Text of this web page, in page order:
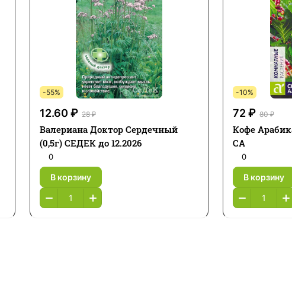
-55%
12.60 ₽ 28 ₽
Валериана Доктор Сердечный
(0,5г) СЕДЕК до 12.2026
0
В корзину
-10%
72 ₽ 80 ₽
Кофе
СА
0
В корзину